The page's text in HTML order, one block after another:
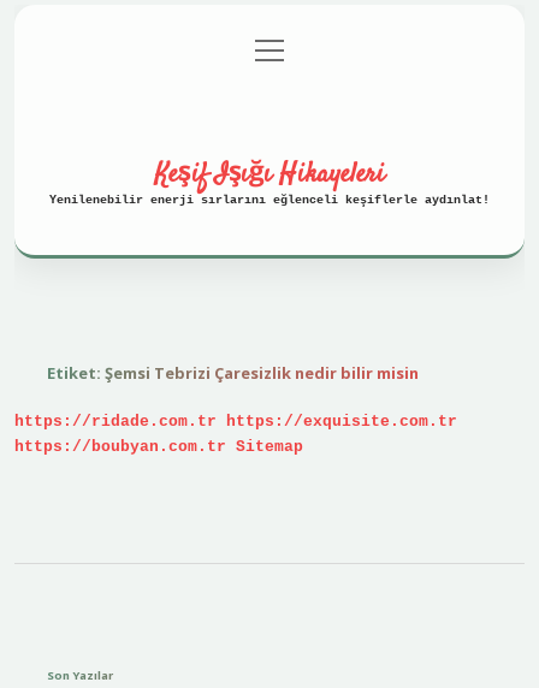
Gizlilik Politikası
menüyü
aç
Keşif Işığı Hikayeleri
Yenilenebilir enerji sırlarını eğlenceli keşiflerle aydınlat!
Etiket: Şemsi Tebrizi Çaresizlik nedir bilir misin
https://ridade.com.tr
https://exquisite.com.tr
https://boubyan.com.tr Sitemap
Son Yazılar